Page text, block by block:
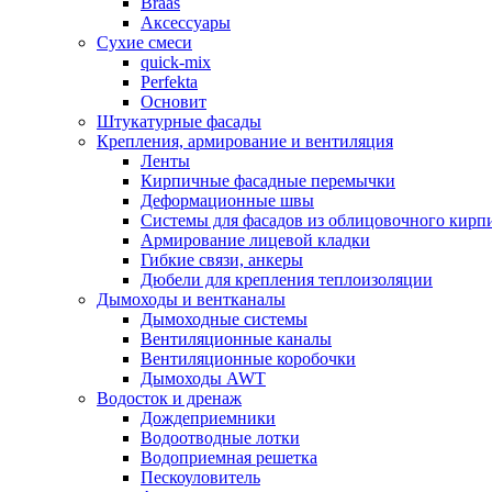
Аксессуары
Сухие смеси
quick-mix
Perfekta
Основит
Штукатурные фасады
Крепления, армирование и вентиляция
Ленты
Кирпичные фасадные перемычки
Деформационные швы
Системы для фасадов из облицовочного
Армирование лицевой кладки
Гибкие связи, анкеры
Дюбели для крепления теплоизоляции
Дымоходы и вентканалы
Дымоходные системы
Вентиляционные каналы
Вентиляционные коробочки
Дымоходы AWT
Водосток и дренаж
Дождеприемники
Водоотводные лотки
Водоприемная решетка
Пескоуловитель